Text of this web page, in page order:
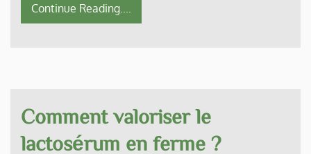
Continue Reading....
Comment valoriser le
lactosérum en ferme ?